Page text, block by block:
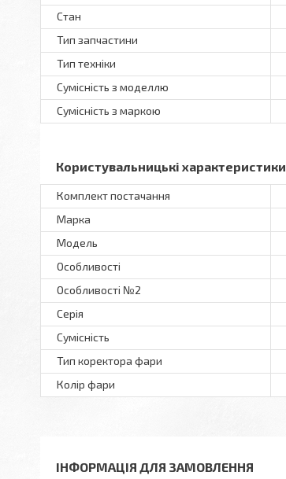
Стан
Тип запчастини
Тип техніки
Сумісність з моделлю
Сумісність з маркою
Користувальницькі характеристики
Комплект постачання
Марка
Мoдель
Особливості
Особливості №2
Серія
Сумісність
Тип коректора фари
Колір фари
ІНФОРМАЦІЯ ДЛЯ ЗАМОВЛЕННЯ